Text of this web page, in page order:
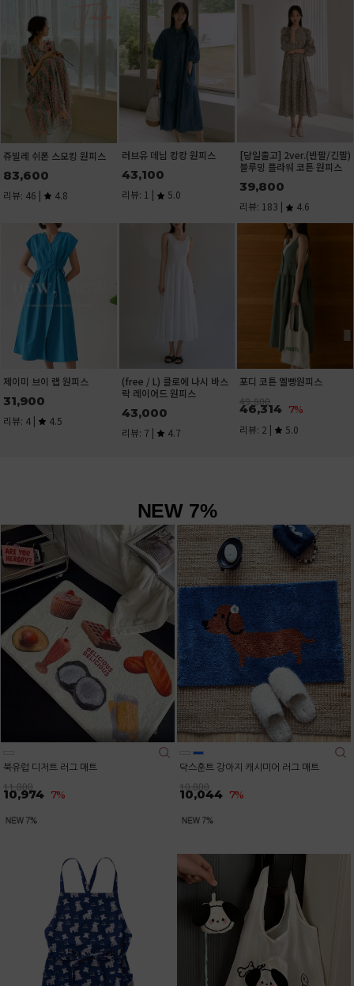
쥬빌레 쉬폰 스모킹 원피스
83,600
리뷰: 46 | 4.8
러브유 데님 캉캉 원피스
43,100
리뷰: 1 | 5.0
[당일출고] 2ver.(반팔/긴팔)
블루밍 플라워 코튼 원피스
39,800
리뷰: 183 | 4.6
제이미 브이 랩 원피스
31,900
리뷰: 4 | 4.5
(free / L) 클로에 나시 바스
락 레이어드 원피스
43,000
리뷰: 7 | 4.7
포디 코튼 멜빵원피스
49,800
46,314 7%
리뷰: 2 | 5.0
NEW 7%
북유럽 디저트 러그 매트
11,800
10,974 7%
닥스훈트 강아지 캐시미어 러그 매트
10,800
10,044 7%